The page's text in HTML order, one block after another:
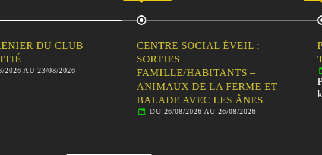
DU CLUB
AU 23/08/2026
CENTRE SOCIAL ÉVEIL :
SORTIES
FAMILLE/HABITANTS –
ANIMAUX DE LA FERME ET
BALADE AVEC LES ÂNES
DU 26/08/2026 AU 26/08/2026